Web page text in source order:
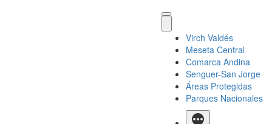
Virch Valdés
Meseta Central
Comarca Andina
Senguer-San Jorge
Áreas Protegidas
Parques Nacionales
Más